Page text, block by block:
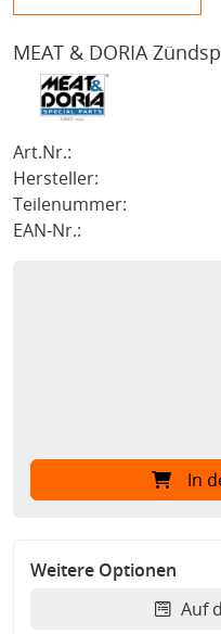
MEAT & DORIA
Art.Nr.:
Hersteller:
Teilenummer:
EAN-Nr.:
In
Weitere Optionen
Auf